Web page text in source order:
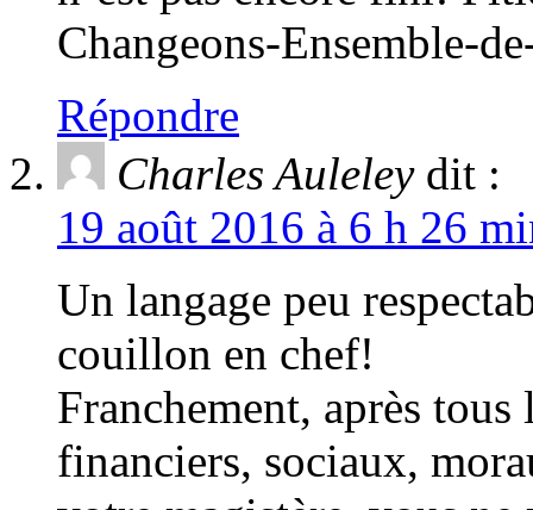
Changeons-Ensemble-
Répondre
Charles Auleley dit :
19 août 2016 à 6 h 26
Un langage peu
couillon en chef!
Franchement, après
financiers, sociaux,